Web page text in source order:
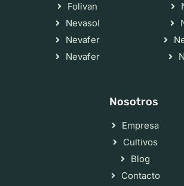
Folivan
Nevasol
Nevafer
Nevafer
Nosotros
Empresa
Cultivos
Blog
Contacto